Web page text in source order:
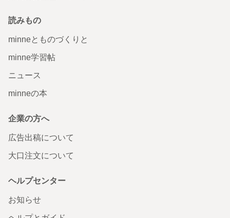
読みもの
minneとものづくりと
minne学習帖
ニュース
minneの本
企業の方へ
広告出稿について
大口注文について
ヘルプセンター
お知らせ